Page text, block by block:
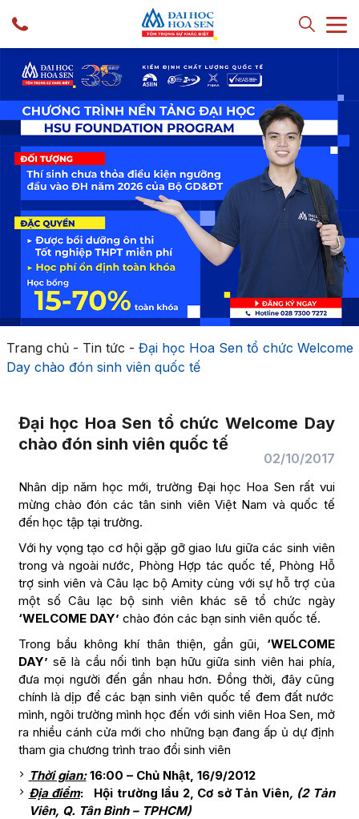
Trang chủ- Tin tức - Đại học Hoa Sen tổ chức Welcome
Day chào đón sinh viên quốc tế
Đại học Hoa Sen tổ chức Welcome Day
chào đón sinh viên quốc tế
02/10/2017
Nhân dịp năm học mới, trường Đại học Hoa Sen rất vui
mừng chào đón các tân sinh viên Việt Nam và quốc tế
đến học tập tại trường.
Với hy vọng tạo cơ hội gặp gỡ giao lưu giữa các sinh viên
trong và ngoài nước, Phòng Hợp tác quốc tế, Phòng Hỗ
trợ sinh viên và Câu lạc bộ Amity cùng với sự hỗ trợ của
một số Câu lạc bộ sinh viên khác sẽ tổ chức ngày
‘WELCOME DAY’ chào đón các bạn sinh viên quốc tế.
Trong bầu không khí thân thiện, gần gũi, ‘WELCOME
DAY’ sẽ là cầu nối tình bạn hữu giữa sinh viên hai phía,
đưa mọi người đến gần nhau hơn. Đồng thời, đây cũng
chính là dịp để các bạn sinh viên quốc tế đem đất nước
mình, ngôi trường mình học đến với sinh viên Hoa Sen, mở
ra nhiều cánh cửa mới cho những bạn đang ấp ủ dự định
tham gia chương trình trao đổi sinh viên
Thời gian:16:00 – Chủ Nhật, 16/9/2012
Địa điểm: Hội trường lầu 2, Cơ sở Tản Viên, (2 Tản
Viên, Q. Tân Bình – TPHCM)